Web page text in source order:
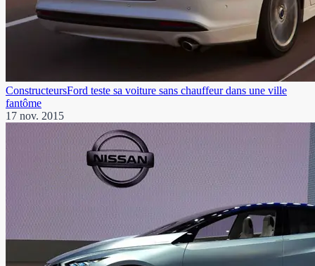
ConstructeursFord teste sa voiture sans chauffeur dans une ville
fantôme
17 nov. 2015